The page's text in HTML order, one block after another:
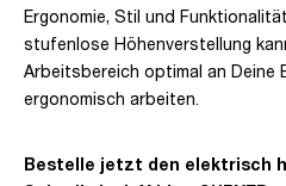
Ergonomie, Stil und
stufenlose Höhenverstellung
Arbeitsbereich optimal an Deine
ergonomisch arbeiten.
Bestelle jetzt den elektrisch